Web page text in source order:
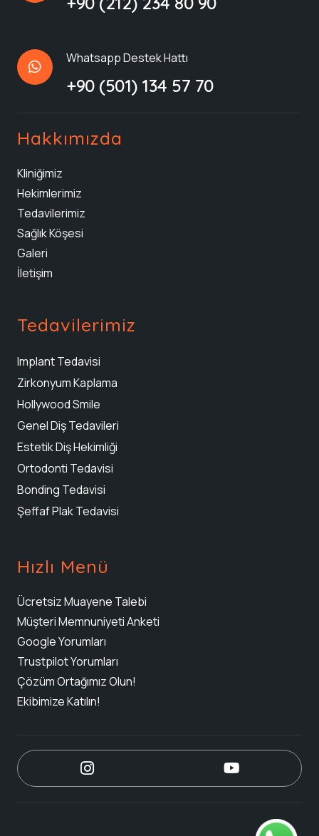
Whatsapp Destek Hattı
‪+90 (501) 134 57 70‬
Hakkımızda
Kliniğimiz
Hekimlerimiz
Tedavilerimiz
Sağlık Köşesi
Galeri
İletişim
Tedavilerimiz
Implant Tedavisi
Zirkonyum Kaplama
Hollywood Smile
Genel Diş Tedavileri
Estetik Diş Hekimliği
Ortodonti Tedavisi
Bonding Tedavisi
Şeffaf Plak Tedavisi
Hızlı Menü
Ücretsiz Muayene Talebi
Müşteri Memnuniyeti Anketi
Google Yorumları
Trustpilot Yorumları
Çözüm Ortağımız Olun!
Ekibimize Katılın!